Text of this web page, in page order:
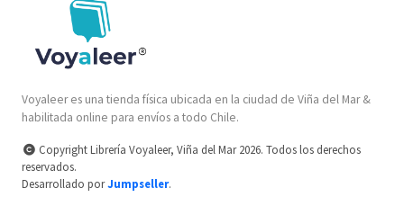
Voyaleer es una tienda física ubicada en la ciudad de Viña del Mar &
habilitada online para envíos a todo Chile.
Copyright Librería Voyaleer, Viña del Mar 2026. Todos los derechos
reservados.
Desarrollado porJumpseller.